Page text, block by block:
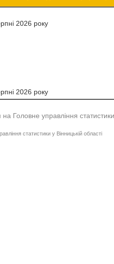
2026 року
2026 року
Головне управління
статистики у Вінницькій області